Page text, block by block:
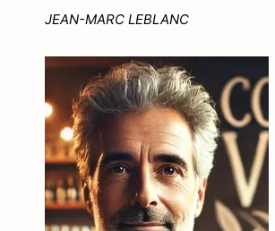
JEAN-MARC LEBLANC